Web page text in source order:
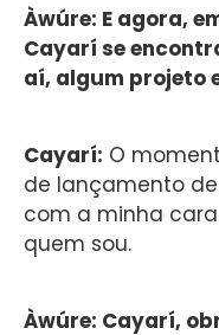
Àwúre: E agora,
Cayarí se
aí, algum projeto
Cayarí: O
de lançamento
com a minha
quem sou.
Àwúre: Cayarí,